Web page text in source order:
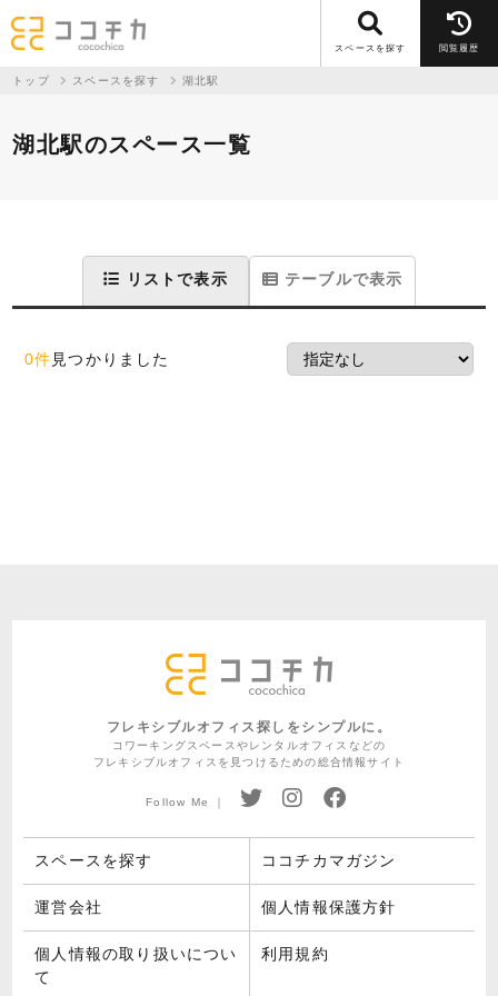
スペースを探す 閲覧履歴
トップ スペースを探す 湖北駅
湖北駅のスペース一覧
リストで表示 テーブルで表示
0件 見つかりました
フレキシブルオフィス探しをシンプルに。
コワーキングスペースやレンタルオフィスなどの
フレキシブルオフィスを見つけるための総合情報サイト
Follow Me ｜
スペースを探す ココチカマガジン
運営会社 個人情報保護方針
個人情報の取り扱いについ
て
利用規約